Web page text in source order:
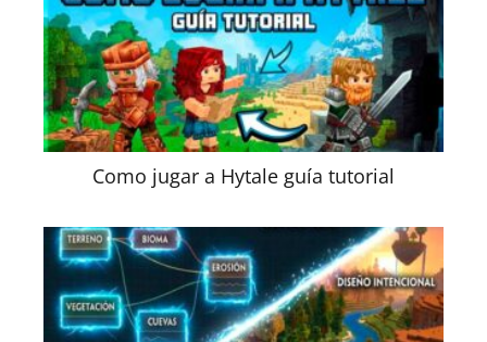
Como jugar a Hytale guía tutorial